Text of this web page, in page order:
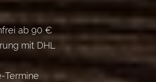
ab 90 €
mit DHL
Termine